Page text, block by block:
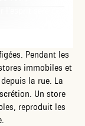
Pendant les
immobiles et
la rue. La
Un store
reproduit les